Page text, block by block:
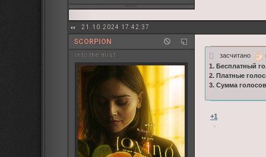
21.10.2024 17:42:37
SCORPION
into the mist засчитано
1. Бесплатный
2. Платные
3. Сумма
+1